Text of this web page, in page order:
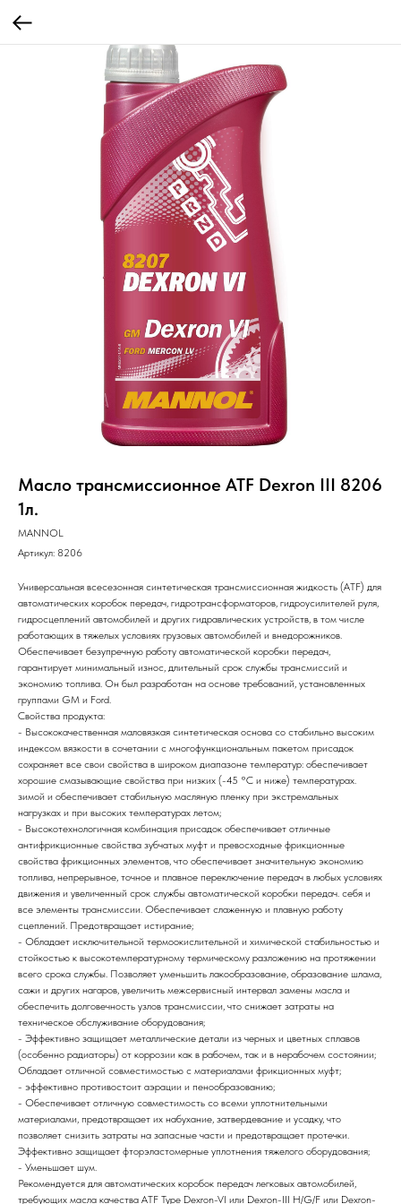
Масло трансмиссионное ATF Dexron III 8206
1л.
MANNOL
Артикул: 8206
Универсальная всесезонная синтетическая трансмиссионная жидкость (ATF) для
автоматических коробок передач, гидротрансформаторов, гидроусилителей руля,
гидросцеплений автомобилей и других гидравлических устройств, в том числе
работающих в тяжелых условиях грузовых автомобилей и внедорожников.
Обеспечивает безупречную работу автоматической коробки передач,
гарантирует минимальный износ, длительный срок службы трансмиссий и
экономию топлива. Он был разработан на основе требований, установленных
группами GM и Ford.
Свойства продукта:
- Высококачественная маловязкая синтетическая основа со стабильно высоким
индексом вязкости в сочетании с многофункциональным пакетом присадок
сохраняет все свои свойства в широком диапазоне температур: обеспечивает
хорошие смазывающие свойства при низких (-45 °С и ниже) температурах.
зимой и обеспечивает стабильную масляную пленку при экстремальных
нагрузках и при высоких температурах летом;
- Высокотехнологичная комбинация присадок обеспечивает отличные
антифрикционные свойства зубчатых муфт и превосходные фрикционные
свойства фрикционных элементов, что обеспечивает значительную экономию
топлива, непрерывное, точное и плавное переключение передач в любых условиях
движения и увеличенный срок службы автоматической коробки передач. себя и
все элементы трансмиссии. Обеспечивает слаженную и плавную работу
сцеплений. Предотвращает истирание;
- Обладает исключительной термоокислительной и химической стабильностью и
стойкостью к высокотемпературному термическому разложению на протяжении
всего срока службы. Позволяет уменьшить лакообразование, образование шлама,
сажи и других нагаров, увеличить межсервисный интервал замены масла и
обеспечить долговечность узлов трансмиссии, что снижает затраты на
техническое обслуживание оборудования;
- Эффективно защищает металлические детали из черных и цветных сплавов
(особенно радиаторы) от коррозии как в рабочем, так и в нерабочем состоянии;
Обладает отличной совместимостью с материалами фрикционных муфт;
- эффективно противостоит аэрации и пенообразованию;
- Обеспечивает отличную совместимость со всеми уплотнительными
материалами, предотвращает их набухание, затвердевание и усадку, что
позволяет снизить затраты на запасные части и предотвращает протечки.
Эффективно защищает фторэластомерные уплотнения тяжелого оборудования;
- Уменьшает шум.
Рекомендуется для автоматических коробок передач легковых автомобилей,
требующих масла качества ATF Type Dexron-VI или Dexron-III H/G/F или Dexron-